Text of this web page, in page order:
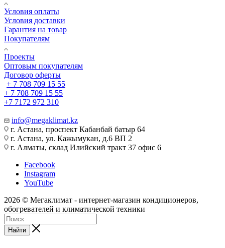
Условия оплаты
Условия доставки
Гарантия на товар
Покупателям
Проекты
Оптовым покупателям
Договор оферты
+ 7 708 709 15 55
+ 7 708 709 15 55
+7 7172 972 310
info@megaklimat.kz
г. Астана, проспект Кабанбай батыр 64
г. Астана, ул. Кажымукан, д.6 ВП 2
г. Алматы, склад Илийский тракт 37 офис 6
Facebook
Instagram
YouTube
2026 © Мегаклимат - интернет-магазин кондиционеров,
обогревателей и климатической техники
Найти